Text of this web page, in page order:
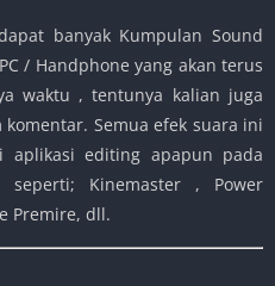
banyak Kumpulan Sound
/ Handphone yang akan terus
waktu , tentunya kalian juga
Semua efek suara ini
aplikasi editing apapun pada
seperti; Kinemaster , Power
Premire, dll.